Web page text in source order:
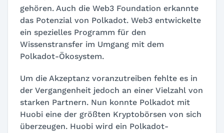
gehören. Auch die Web3 Foundation erkannte
das Potenzial von Polkadot. Web3 entwickelte
ein spezielles Programm für den
Wissenstransfer im Umgang mit dem
Polkadot-Ökosystem.
Um die Akzeptanz voranzutreiben fehlte es in
der Vergangenheit jedoch an einer Vielzahl von
starken Partnern. Nun konnte Polkadot mit
Huobi eine der größten Kryptobörsen von sich
überzeugen. Huobi wird ein Polkadot-